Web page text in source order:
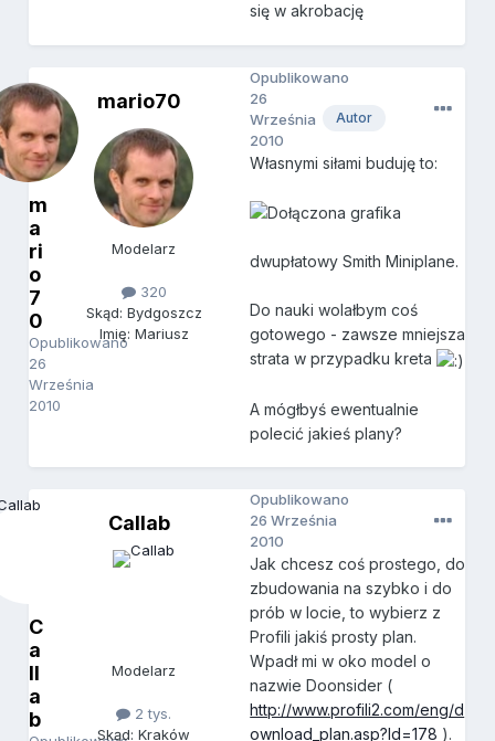
się w akrobację
m
a
ri
o
7
0
Opublikowano
26
Września
2010
mario70
Modelarz
320
Skąd: Bydgoszcz
Imię: Mariusz
Autor
Opublikowano
26
Września
2010
Własnymi siłami buduję to:
dwupłatowy Smith Miniplane.
Do nauki wolałbym coś
gotowego - zawsze mniejsza
strata w przypadku kreta
A mógłbyś ewentualnie
polecić jakieś plany?
C
a
ll
a
b
Callab
Modelarz
2 tys.
Skąd: Kraków
Opublikowano
26 Września
2010
Jak chcesz coś prostego, do
zbudowania na szybko i do
prób w locie, to wybierz z
Profili jakiś prosty plan.
Wpadł mi w oko model o
nazwie Doonsider (
http://www.profili2.com/eng/d
ownload_plan.asp?Id=178 ).